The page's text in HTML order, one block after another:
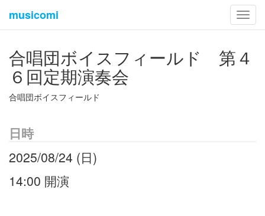
musicomi
合唱団ボイスフィールド 第４
６回定期演奏会
合唱団ボイスフィールド
日時
2025/08/24 (日)
14:00 開演